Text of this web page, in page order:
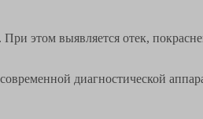
этом выявляется отек,
диагностической